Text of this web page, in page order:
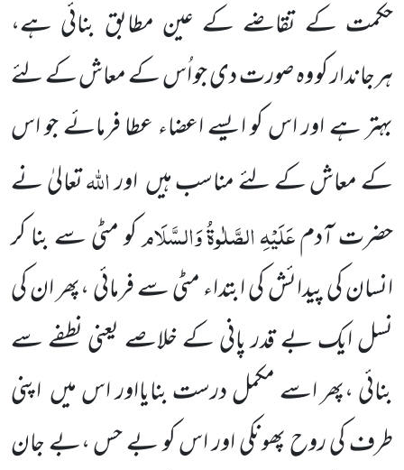
حکمت کے تقاضے کے عین مطابق بنائی ہے،
ہرجاندار کو وہ صورت دی جو اُس کے معاش کے لئے
بہتر ہے اور اس کو ایسے اعضاء عطا فرمائے جو اس
کے معاش کے لئے مناسب ہیں اوراللہتعالیٰ نے
حضرت آدمعَلَیْہِالصَّلٰوۃُوَالسَّلَامکو مٹی سے بنا کر
انسان کی پیدائش کی ابتداء مٹی سے فرمائی ،پھر ان کی
نسل ایک بے قدر پانی کے خلاصے یعنی نطفے سے
بنائی ،پھر اسے مکمل درست بنایااور اس میں اپنی
طرف کی روح پھونکی اور اس کو بے حس ،بے جان